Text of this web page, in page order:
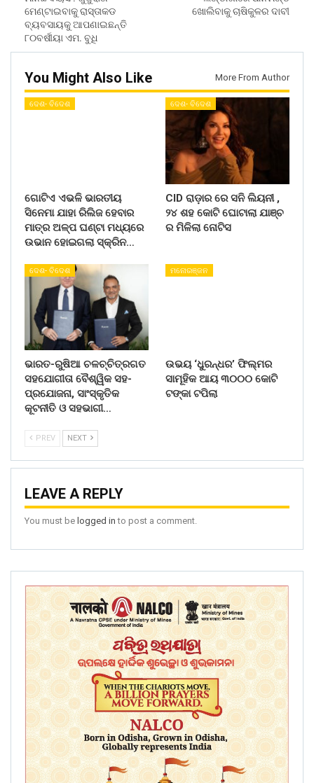
ମେଣ୍ଟାଇବାକୁ ରାସ୍ତାକଡ
ବ୍ୟବସାୟକୁ ଆପଣାଇଛନ୍ତି
୮୦ବର୍ଷୀୟା ଏମ. ବୁଧି
ଖୋଲିବାକୁ ଚାଷିକୁଳର ଦାବୀ
You Might Also Like More From Author
ଦେଶ- ବିଦେଶ
ଗୋଟିଏ ଏଭଳି ଭାରତୀୟ
ସିନେମା ଯାହା ରିଲିଜ ହେବାର
ମାତ୍ର ଅଳ୍ପ ଘଣ୍ଟା ମଧ୍ୟରେ
ଉଭାନ ହୋଇଗଲା ସ୍କ୍ରିନ…
ଦେଶ- ବିଦେଶ
CID ରାଡ଼ାର ରେ ସନି ଲିୟନୀ ,
୨୪ ଶହ କୋଟି ଘୋଟାଲା ଯାଞ୍ଚ
ର ମିଳିଲା ନୋଟିସ
ଦେଶ- ବିଦେଶ
ଭାରତ-ରୁଷିଆ ଚଳଚ୍ଚିତ୍ରଗତ
ସହଯୋଗୀତା ବୈଶ୍ୱିକ ସହ-
ପ୍ରଯୋଜନା, ସାଂସ୍କୃତିକ
କୂଟନୀତି ଓ ସହଭାଗୀ…
ମନୋରଞ୍ଜନ
ଉଭୟ ‘ଧୁରନ୍ଧର’ ଫିଲ୍ମର
ସାମୂହିକ ଆୟ ୩୦୦୦ କୋଟି
ଟଙ୍କା ଟପିଲା
PREV NEXT
LEAVE A REPLY
You must be logged in to post a comment.